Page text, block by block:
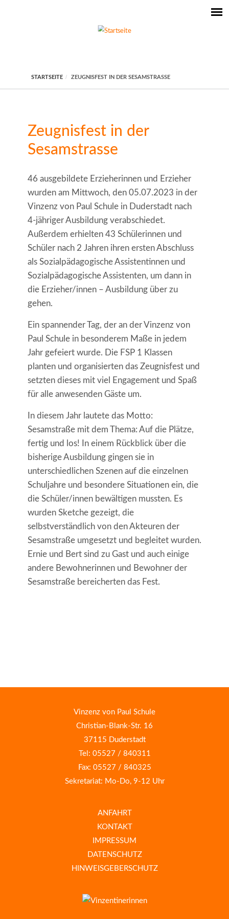
STARTSEITE ZEUGNISFEST IN DER SESAMSTRASSE
Zeugnisfest in der
Sesamstrasse
46 ausgebildete Erzieherinnen und Erzieher
wurden am Mittwoch, den 05.07.2023 in der
Vinzenz von Paul Schule in Duderstadt nach
4-jähriger Ausbildung verabschiedet.
Außerdem erhielten 43 Schülerinnen und
Schüler nach 2 Jahren ihren ersten Abschluss
als Sozialpädagogische Assistentinnen und
Sozialpädagogische Assistenten, um dann in
die Erzieher/innen – Ausbildung über zu
gehen.
Ein spannender Tag, der an der Vinzenz von
Paul Schule in besonderem Maße in jedem
Jahr gefeiert wurde. Die FSP 1 Klassen
planten und organisierten das Zeugnisfest und
setzten dieses mit viel Engagement und Spaß
für alle anwesenden Gäste um.
In diesem Jahr lautete das Motto:
Sesamstraße mit dem Thema: Auf die Plätze,
fertig und los! In einem Rückblick über die
bisherige Ausbildung gingen sie in
unterschiedlichen Szenen auf die einzelnen
Schuljahre und besondere Situationen ein, die
die Schüler/innen bewältigen mussten. Es
wurden Sketche gezeigt, die
selbstverständlich von den Akteuren der
Sesamstraße umgesetzt und begleitet wurden.
Ernie und Bert sind zu Gast und auch einige
andere Bewohnerinnen und Bewohner der
Sesamstraße bereicherten das Fest.
Vinzenz von Paul Schule
Christian-Blank-Str. 16
37115 Duderstadt
Tel: 05527 / 840311
Fax: 05527 / 840325
Sekretariat: Mo-Do, 9-12 Uhr
ANFAHRT
KONTAKT
IMPRESSUM
DATENSCHUTZ
HINWEISGEBERSCHUTZ